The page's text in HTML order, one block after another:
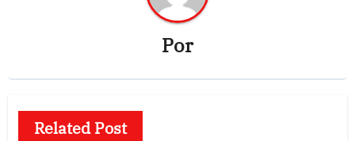
Por
Related Post